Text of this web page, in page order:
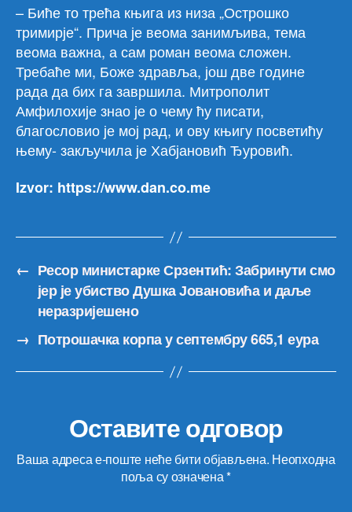
– Биће то трећа књига из низа „Острошко
тримирје“. Прича је веома занимљива, тема
веома важна, а сам роман веома сложен.
Требаће ми, Боже здравља, још две године
рада да бих га завршила. Митрополит
Амфилохије знао је о чему ћу писати,
благословио је мој рад, и ову књигу посветићу
њему- закључила је Хабјановић Ђуровић.
Izvor: https://www.dan.co.me
← Ресор министарке Срзентић: Забринути смо
јер је убиство Душка Јовановића и даље
неразријешено
→ Потрошачка корпа у септембру 665,1 еура
Оставите одговор
Ваша адреса е-поште неће бити објављена. Неопходна
поља су означена*